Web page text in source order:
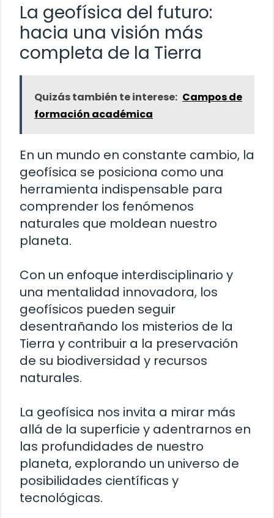
La geofísica del futuro:
hacia una visión más
completa de la Tierra
Quizás también te interese: Campos de
formación académica
En un mundo en constante cambio, la
geofísica se posiciona como una
herramienta indispensable para
comprender los fenómenos
naturales que moldean nuestro
planeta.
Con un enfoque interdisciplinario y
una mentalidad innovadora, los
geofísicos pueden seguir
desentrañando los misterios de la
Tierra y contribuir a la preservación
de su biodiversidad y recursos
naturales.
La geofísica nos invita a mirar más
allá de la superficie y adentrarnos en
las profundidades de nuestro
planeta, explorando un universo de
posibilidades científicas y
tecnológicas.